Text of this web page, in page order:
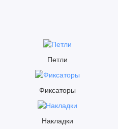
Петли
Фиксаторы
Накладки